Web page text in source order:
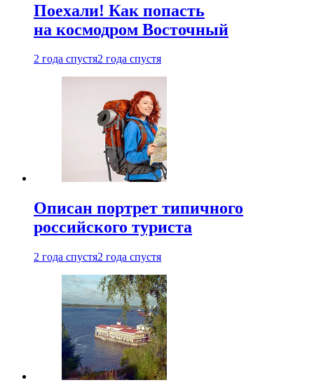
Поехали! Как попасть
на космодром Восточный
2 года спустя2 года спустя
Описан портрет типичного
российского туриста
2 года спустя2 года спустя